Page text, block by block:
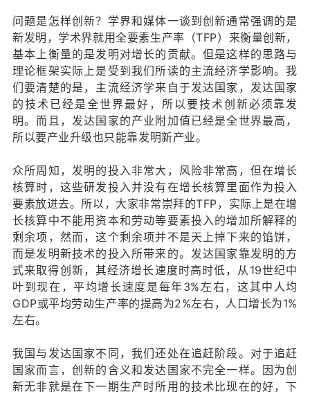
问题是怎样创新？学界和媒体一谈到创新通常强调的是
新发明，学术界就用全要素生产率（TFP）来衡量创新，
基本上衡量的是发明对增长的贡献。但是这样的思路与
理论框架实际上是受到我们所读的主流经济学影响。我
们要清楚的是，主流经济学来自于发达国家，发达国家
的技术已经是全世界最好，所以要技术创新必须靠发
明。而且，发达国家的产业附加值已经是全世界最高，
所以要产业升级也只能靠发明新产业。
众所周知，发明的投入非常大，风险非常高，但在增长
核算时，这些研发投入并没有在增长核算里面作为投入
要素放进去。所以，大家非常崇拜的TFP，实际上是在增
长核算中不能用资本和劳动等要素投入的增加所解释的
剩余项，然而，这个剩余项并不是天上掉下来的馅饼，
而是发明新技术的投入所带来的。发达国家靠发明的方
式来取得创新，其经济增长速度时高时低，从19世纪中
叶到现在，平均增长速度是每年3%左右，这其中人均
GDP或平均劳动生产率的提高为2%左右，人口增长为1%
左右。
我国与发达国家不同，我们还处在追赶阶段。对于追赶
国家而言，创新的含义和发达国家不完全一样。因为创
新无非就是在下一期生产时所用的技术比现在的好，下